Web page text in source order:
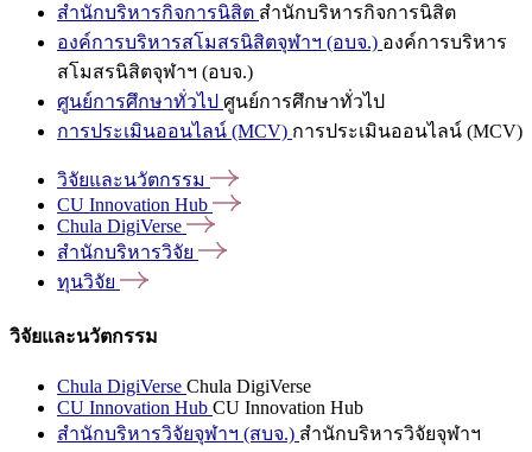
สำนักบริหารกิจการนิสิต สำนักบริหารกิจการนิสิต
องค์การบริหารสโมสรนิสิตจุฬาฯ (อบจ.) องค์การบริหาร
สโมสรนิสิตจุฬาฯ (อบจ.)
ศูนย์การศึกษาทั่วไป ศูนย์การศึกษาทั่วไป
การประเมินออนไลน์ (MCV) การประเมินออนไลน์ (MCV)
วิจัยและนวัตกรรม
CU Innovation Hub
Chula DigiVerse
สำนักบริหารวิจัย
ทุนวิจัย
วิจัยและนวัตกรรม
Chula DigiVerse Chula DigiVerse
CU Innovation Hub CU Innovation Hub
สำนักบริหารวิจัยจุฬาฯ (สบจ.) สำนักบริหารวิจัยจุฬาฯ